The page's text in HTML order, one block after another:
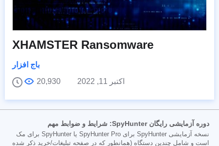
XHAMSTER Ransomware
باج افزار
اکتبر 11, 2022
20,930
دوره آزمایشی رایگان SpyHunter: شرایط و ضوابط مهم
نسخه آزمایشی SpyHunter برای SpyHunter Pro یا SpyHunter برای مک
است و شامل چندین دستگاه (همانطور که در صفحه تبلیغات/خرید ذکر شده